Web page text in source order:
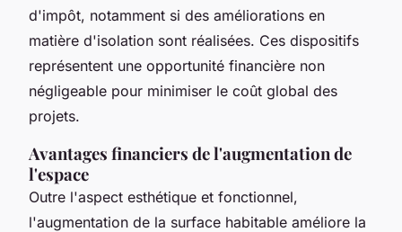
d'impôt, notamment si des améliorations en
matière d'isolation sont réalisées. Ces dispositifs
représentent une opportunité financière non
négligeable pour minimiser le coût global des
projets.
Avantages financiers de l'augmentation de
l'espace
Outre l'aspect esthétique et fonctionnel,
l'augmentation de la surface habitable améliore la